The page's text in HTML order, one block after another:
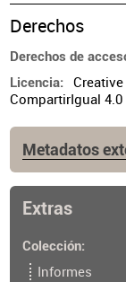
Derechos
Derechos de
Licencia
CompartirIgual
Metadatos
Buenos
Extras
Colección
Informes